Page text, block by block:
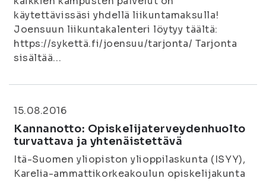
käytettävissäsi yhdellä liikuntamaksulla!
Joensuun liikuntakalenteri löytyy täältä:
https://sykettä.fi/joensuu/tarjonta/ Tarjonta
sisältää...
15.08.2016
Kannanotto: Opiskelijaterveydenhuolto
turvattava ja yhtenäistettävä
Itä-Suomen yliopiston ylioppilaskunta (ISYY),
Karelia-ammattikorkeakoulun opiskelijakunta